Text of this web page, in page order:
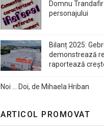
Domnu
personajului
Bilanț 2025:
demonstrează
raportează
Noi … Doi, de Mihaela Hriban
ARTICOL PROMOVAT